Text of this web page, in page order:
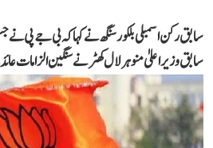
سابق رکن اسمبلی بلکور سنگھ نے کہا کہ بی جے پی
سابق وزیر اعلیٰ منوہر لال کھٹر نے سنگین الزامات